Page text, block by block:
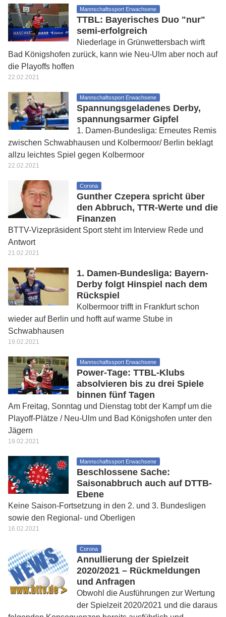
Mannschaftssport Erwachsene
TTBL: Bayerisches Duo "nur"
semi-erfolgreich
Niederlage in Grünwettersbach wirft
Bad Königshofen zurück, kann wie Neu-Ulm aber noch auf
die Playoffs hoffen
22.02.2021
Mannschaftssport Erwachsene
Spannungsgeladenes Derby,
spannungsarmer Gipfel
1. Damen-Bundesliga: Erneutes Remis
zwischen Schwabhausen und Kolbermoor/ Berlin beklagt
allzu leichtes Spiel gegen Kolbermoor
22.02.2021
Corona
Gunther Czepera spricht über
den Abbruch, TTR-Werte und die
Finanzen
BTTV-Vizepräsident Sport steht im Interview Rede und
Antwort
21.02.2021
1. Damen-Bundesliga: Bayern-
Derby folgt Hinspiel nach dem
Rückspiel
Kolbermoor trifft in Frankfurt schon
wieder auf Berlin und hofft auf warme Stube in
Schwabhausen
19.02.2021
Mannschaftssport Erwachsene
Power-Tage: TTBL-Klubs
absolvieren bis zu drei Spiele
binnen fünf Tagen
Am Freitag, Sonntag und Dienstag tobt der Kampf um die
Playoff-Plätze / Neu-Ulm und Bad Königshofen unter den
Jägern
19.02.2021
Mannschaftssport Erwachsene
Beschlossene Sache:
Saisonabbruch auch auf DTTB-
Ebene
Keine Saison-Fortsetzung in den 2. und 3. Bundesligen
sowie den Regional- und Oberligen
16.02.2021
Corona
Annullierung der Spielzeit
2020/2021 – Rückmeldungen
und Anfragen
Obwohl die Ausführungen zur Wertung
der Spielzeit 2020/2021 und die daraus